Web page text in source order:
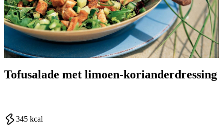
Tofusalade met limoen-korianderdressing
345 kcal